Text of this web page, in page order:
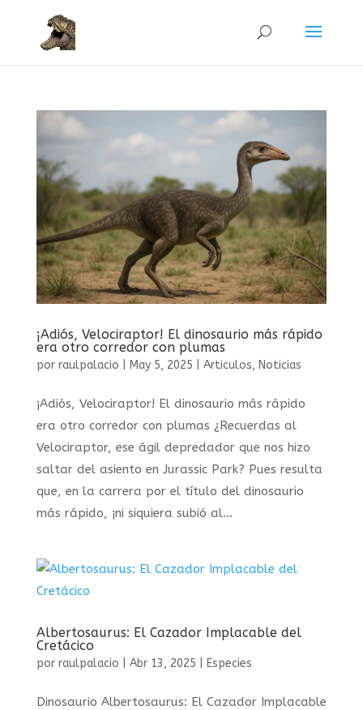
¡Adiós, Velociraptor! El dinosaurio más rápido
era otro corredor con plumas
por raulpalacio May 5, 2025 Articulos, Noticias
¡Adiós, Velociraptor! El dinosaurio más rápido
era otro corredor con plumas ¿Recuerdas al
Velociraptor, ese ágil depredador que nos hizo
saltar del asiento en Jurassic Park? Pues resulta
que, en la carrera por el título del dinosaurio
más rápido, ¡ni siquiera subió al...
Albertosaurus: El Cazador Implacable del
Cretácico
por raulpalacio Abr 13, 2025 Especies
Dinosaurio Albertosaurus: El Cazador Implacable